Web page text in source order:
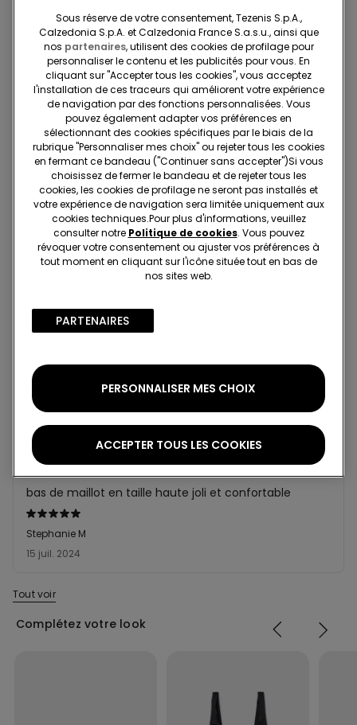
Projet Be The Change : traçabilité
Standard à domicile
Membre du programme fidélité Tezenis Talent 2€
Pour toute commande supérieure à 55€ Livraison gratuite
5 jours ouvrables
Retrait en magasin Gratuit
3 à 5 jours ouvrables
Notes et avis
Évalué
5sur 5
Clotilde S
Un classique
Une bonne coupe qui maintient les formes
Évalué
5sur 5
15 juil. 2024
Stephanie M
au top
bas de maillot en taille haute joli et confortable
Tout voir
Complétez votre look
Sous réserve de votre consentement, Tezenis S.p.A.,
Calzedonia S.p.A. et Calzedonia France S.a.s.u., ainsi que
nos partenaires, utilisent des cookies de profilage pour
personnaliser le contenu et les publicités pour vous. En
cliquant sur "Accepter tous les cookies", vous acceptez
l'installation de ces traceurs qui améliorent votre expérience
de navigation par des fonctions personnalisées. Vous
pouvez également adapter vos préférences en
sélectionnant des cookies spécifiques par le biais de la
rubrique "Personnaliser mes choix" ou rejeter tous les cookies
en fermant ce bandeau ("Continuer sans accepter")​Si vous
choisissez de fermer le bandeau et de rejeter tous les
cookies, les cookies de profilage ne seront pas installés et
votre expérience de navigation sera limitée uniquement aux
cookies techniques.​Pour plus d'informations, veuillez
consulter notre Politique de cookies. Vous pouvez
révoquer votre consentement ou ajuster vos préférences à
tout moment en cliquant sur l'icône située tout en bas de
nos sites web.
PARTENAIRES​
PERSONNALISER MES CHOIX
ACCEPTER TOUS LES COOKIES